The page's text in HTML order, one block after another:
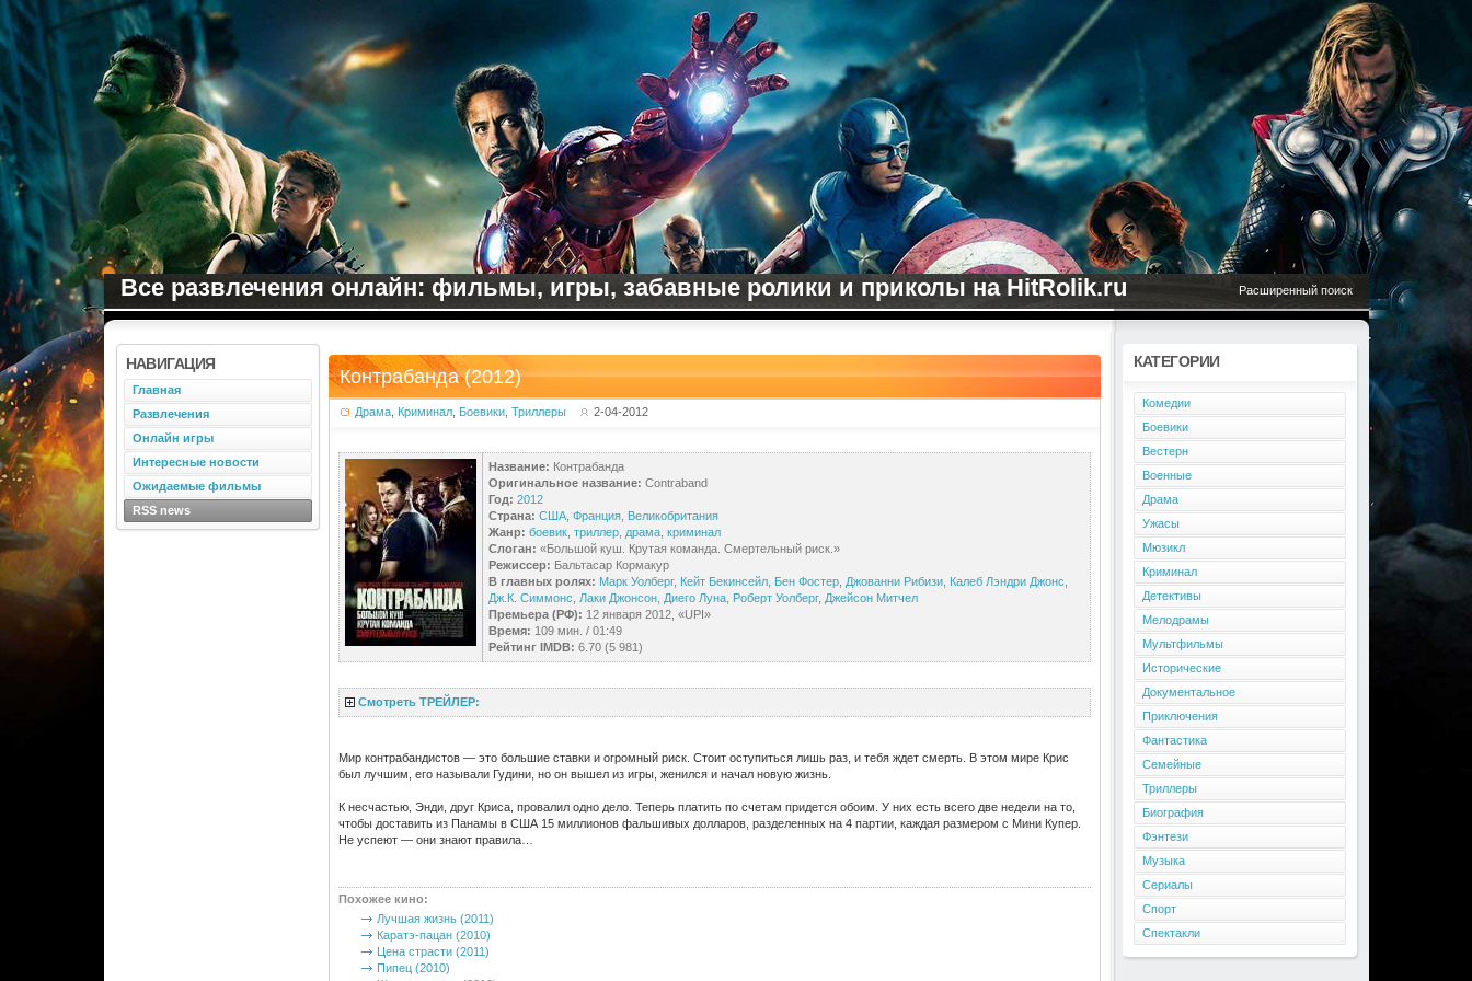
Расширенный поиск
Все развлечения онлайн: фильмы, игры, забавные ролики и приколы на HitRolik.ru
Контрабанда (2012)
Драма, Криминал, Боевики, Триллеры 2-04-2012
Название: Контрабанда
Оригинальное название: Contraband
Год: 2012
Страна: США, Франция, Великобритания
Жанр: боевик, триллер, драма, криминал
Слоган: «Большой куш. Крутая команда. Смертельный риск.»
Режиссер: Бальтасар Кормакур
В главных ролях: Марк Уолберг, Кейт Бекинсейл, Бен Фостер, Джованни Рибизи, Калеб Лэндри Джонс
Дж.К. Симмонс
Лаки Джонсон, Диего Луна, Роберт Уолберг, Джейсон Митчел
Премьера (РФ): 12 января 2012, «UPI»
Время: 109 мин. / 01:49
Рейтинг IMDB: 6.70 (5 981)
Смотреть ТРЕЙЛЕР:
Мир контрабандистов — это большие ставки и огромный риск. Cтоит оступиться лишь раз, и тебя ждет смерть. В этом мире Крис
был лучшим, его называли Гудини, но он вышел из игры, женился и начал новую жизнь.
К несчастью, Энди, друг Криса, провалил одно дело. Теперь платить по счетам придется обоим. У них есть всего две недели на то,
чтобы доставить из Панамы в США 15 миллионов фальшивых долларов, разделенных на 4 партии, каждая размером с Мини Купер.
Не успеют — они знают правила…
Похожее кино:
Лучшая жизнь (2011)
Каратэ-пацан (2010)
Цена страсти (2011)
Пипец (2010)
КАТЕГОРИИ
Комедии
Боевики
Вестерн
Военные
Драма
Ужасы
Мюзикл
Криминал
Детективы
Мелодрамы
Мультфильмы
Исторические
Документальное
Приключения
Фантастика
Семейные
Триллеры
Биография
Фэнтези
Музыка
Сериалы
Спорт
Спектакли
НАВИГАЦИЯ
Главная
Развлечения
Онлайн игры
Интересные новости
Ожидаемые фильмы
RSS news